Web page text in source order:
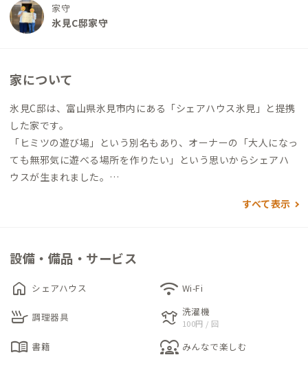
家守
氷見C邸家守
家について
氷見C邸は、富山県氷見市内にある「シェアハウス氷見」と提携
した家です。
「ヒミツの遊び場」という別名もあり、オーナーの「大人になっ
ても無邪気に遊べる場所を作りたい」という思いからシェアハ
ウスが生まれました。
のテレビゲームやボードゲーム、実用書や漫画が揃い、納屋に
はダーツや卓球台まで。Wi-Fiは光回線・高性能ルーターを備え
ているため、高速かつ安定した通信で仕事も遊びもはかどりま
す。
また、共有スペースである広間はトレーニングルームになって
おり、ADDressでの暮らしのかたわら、体を鍛えることができ
すべて表示
設備・備品・サービス
home シェアハウス wifi Wi-Fi
skillet 調理器具 laundry 洗濯機
100円 / 回
menu_book 書籍 diversity_1 みんなで楽しむ